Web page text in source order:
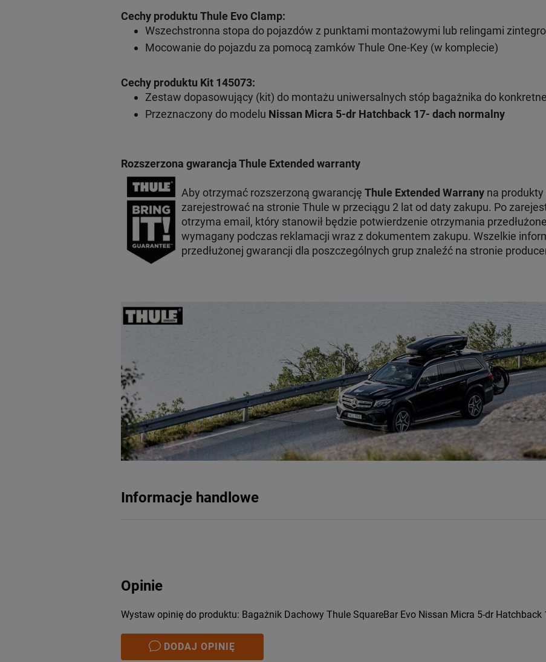
Cechy produktu Thule Evo Clamp:
Wszechstronna stopa do pojazdów z punktami montażowymi lub relingami
Mocowanie do pojazdu za pomocą zamków Thule One-Key (w komplecie)
Cechy produktu Kit 145073:
Zestaw dopasowujący (kit) do montażu uniwersalnych stóp bagażnika do
Przeznaczony do modelu Nissan Micra 5-dr Hatchback 17- dach normalny
Rozszerzona gwarancja Thule Extended warranty
Aby otrzymać rozszerzoną gwarancję Thule Extended Warranyna produkty
zarejestrować na stronie Thule w przeciągu 2 lat od daty zakupu. Po
otrzyma email, który stanowił będzie potwierdzenie otrzymania
wymagany podczas reklamacji wraz z dokumentem zakupu. Wszelkie
przedłużonej gwarancji dla poszczególnych grup znaleźć na stronie
Informacje handlowe
Opinie
Wystaw opinię do produktu: Bagażnik Dachowy Thule SquareBar Evo Nissan Micra 5-dr
DODAJ OPINIĘ